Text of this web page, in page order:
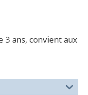
3 ans, convient aux